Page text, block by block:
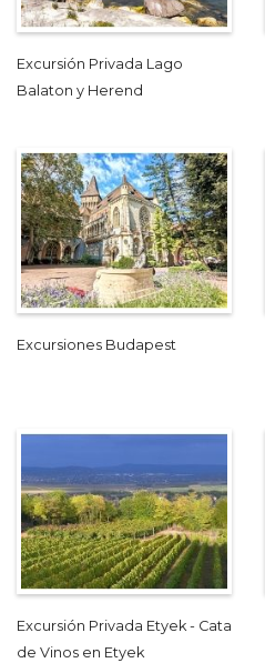
Excursión Privada Lago
Balaton y Herend
Excursiones Budapest
Excursión Privada Etyek - Cata
de Vinos en Etyek